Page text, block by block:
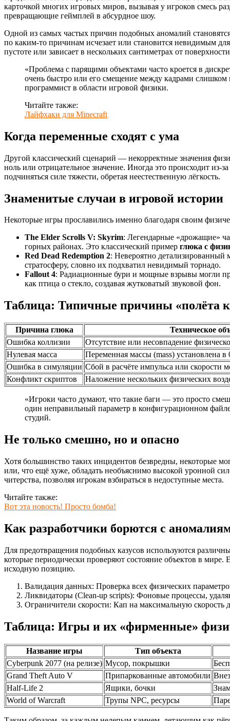
карточкой многих игровых миров, вызывая у игроков смесь
превращающие геймплей в абсурдное шоу.
Одной из самых частых причин подобных аномалий
по каким-то причинам исчезает или становится невидимым
пустоте или зависает в нескольких сантиметрах от
«Проблема с парящими объектами часто кроется в
очень быстро или его смещение между кадрами слишком
программист в области игровой физики.
Читайте также:
Лайфхаки для Minecraft
Когда переменные сходят с ума
Другой классический сценарий — некорректные значения
ноль или отрицательное значение. Иногда это происходит
подчиняться силе тяжести, обретая неестественную лёгкость.
Знаменитые случаи в игровой истории
Некоторые игры прославились именно благодаря своим
The Elder Scrolls V: Skyrim: Легендарные «дрожащие»
горных районах. Это классический пример глюка с
Red Dead Redemption 2: Невероятно детализированный
стратосферу, словно их подхватил невидимый торнадо.
Fallout 4: Радиационные бури и мощные взрывы могли
как птица о стекло, создавая жутковатый звуковой фон.
Таблица: Типичные причины «полёта
Причина глюка
Техническое
Ошибка коллизии
Отсутствие или несовпадение
Нулевая масса
Переменная массы (mass) установлена
Ошибка в симуляции Сбой в расчёте импульса или скорости
Конфликт скриптов
Наложение нескольких физических
«Игроки часто думают, что такие баги — это просто
один неправильный параметр в конфигурационном
студий.
Не только смешно, но и опасно
Хотя большинство таких инцидентов безвредны, некоторые
или, что ещё хуже, обладать необъяснимо высокой уронной
читерства, позволяя игрокам взбираться в недоступные места.
Читайте также:
Вот эта новость! Просто бомба!
Как разработчики борются с
Для предотвращения подобных казусов используются
которые периодически проверяют состояние объектов в
исходную позицию.
Валидация данных: Проверка всех физических
Ликвидаторы (Clean-up scripts): Фоновые процессы,
Ограничители скорости: Кап на максимальную скорость
Таблица: Игры и их «фирменные»
Название игры
Тип объекта
Cyberpunk 2077 (на релизе) Мусор, покрышки
Grand Theft Auto V
Припаркованные автомобили
Half-Life 2
Ящики, бочки
World of Warcraft
Трупы NPC, ресурсы